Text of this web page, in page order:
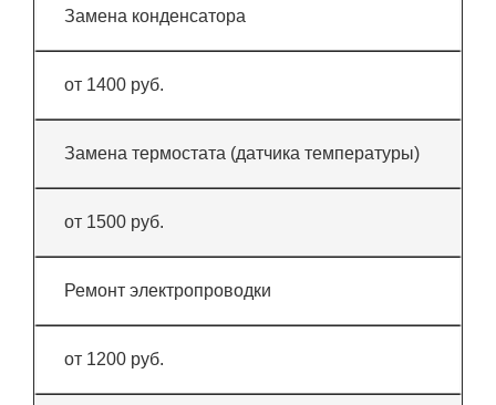
Замена конденсатора
от 1400 руб.
Замена термостата (датчика температуры)
от 1500 руб.
Ремонт электропроводки
от 1200 руб.